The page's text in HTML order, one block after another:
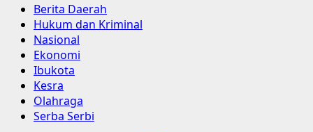
Primary
Menu
Berita Daerah
Hukum dan Kriminal
Nasional
Ekonomi
Ibukota
Kesra
Olahraga
Serba Serbi